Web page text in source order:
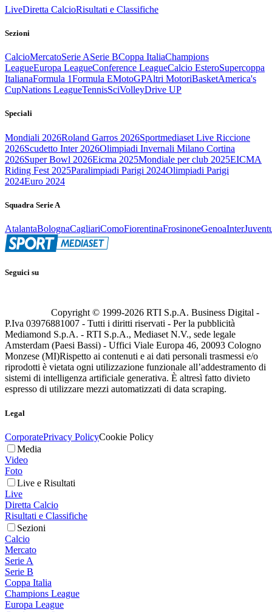
LiveDiretta CalcioRisultati e Classifiche
Sezioni
CalcioMercatoSerie ASerie BCoppa ItaliaChampions
LeagueEuropa LeagueConference LeagueCalcio EsteroSupercoppa
ItalianaFormula 1Formula EMotoGPAltri MotoriBasketAmerica's
CupNations LeagueTennisSciVolleyDrive UP
Speciali
Mondiali 2026Roland Garros 2026Sportmediaset Live Riccione
2026Scudetto Inter 2026Olimpiadi Invernali Milano Cortina
2026Super Bowl 2026Eicma 2025Mondiale per club 2025EICMA
Riding Fest 2025Paralimpiadi Parigi 2024Olimpiadi Parigi
2024Euro 2024
Squadra Serie A
AtalantaBolognaCagliariComoFiorentinaFrosinoneGenoaInter
Seguici su
Copyright © 1999-2026 RTI S.p.A. Business Digital -
P.Iva 03976881007 - Tutti i diritti riservati - Per la pubblicità
Mediamond S.p.A. - RTI S.p.A., Mediaset N.V., sede legale
Amsterdam (Paesi Bassi) - Uffici Viale Europa 46, 20093 Cologno
Monzese (MI)Rispetto ai contenuti e ai dati personali trasmessi e/o
riprodotti è vietata ogni utilizzazione funzionale all’addestramento di
sistemi di intelligenza artificiale generativa. È altresì fatto divieto
espresso di utilizzare mezzi automatizzati di data scraping.
Legal
CorporatePrivacy PolicyCookie Policy
Media
Video
Foto
Live e Risultati
Live
Diretta Calcio
Risultati e Classifiche
Sezioni
Calcio
Mercato
Serie A
Serie B
Coppa Italia
Champions League
Europa League